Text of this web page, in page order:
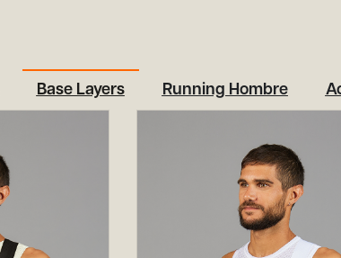
Base Layers Running Hombre